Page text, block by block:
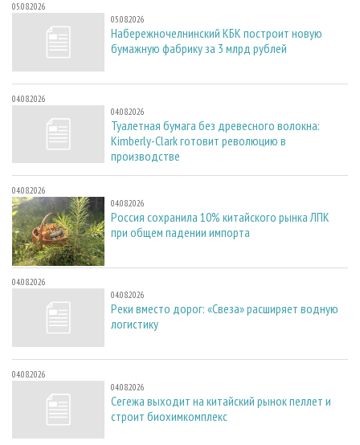
05.08.2026
05.08.2026
Набережночелнинский КБК построит новую
бумажную фабрику за 3 млрд рублей
04.08.2026
04.08.2026
Туалетная бумага без древесного волокна:
Kimberly-Clark готовит революцию в
производстве
04.08.2026
04.08.2026
Россия сохранила 10% китайского рынка ЛПК
при общем падении импорта
04.08.2026
04.08.2026
Реки вместо дорог: «Свеза» расширяет водную
логистику
04.08.2026
04.08.2026
Сегежа выходит на китайский рынок пеллет и
строит биохимкомплекс